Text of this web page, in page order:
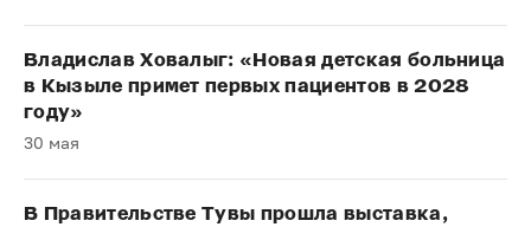
Владислав Ховалыг: «Новая детская больница
в Кызыле примет первых пациентов в 2028
году»
30 мая
В Правительстве Тувы прошла выставка,